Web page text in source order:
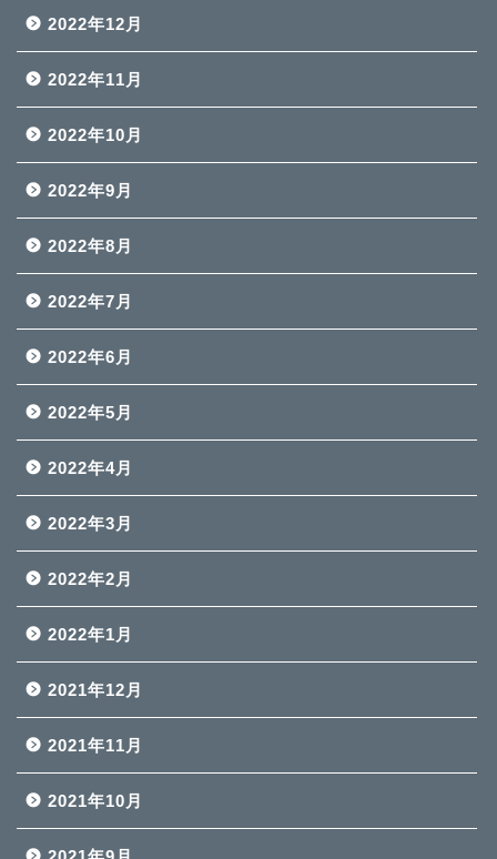
2022年12月
2022年11月
2022年10月
2022年9月
2022年8月
2022年7月
2022年6月
2022年5月
2022年4月
2022年3月
2022年2月
2022年1月
2021年12月
2021年11月
2021年10月